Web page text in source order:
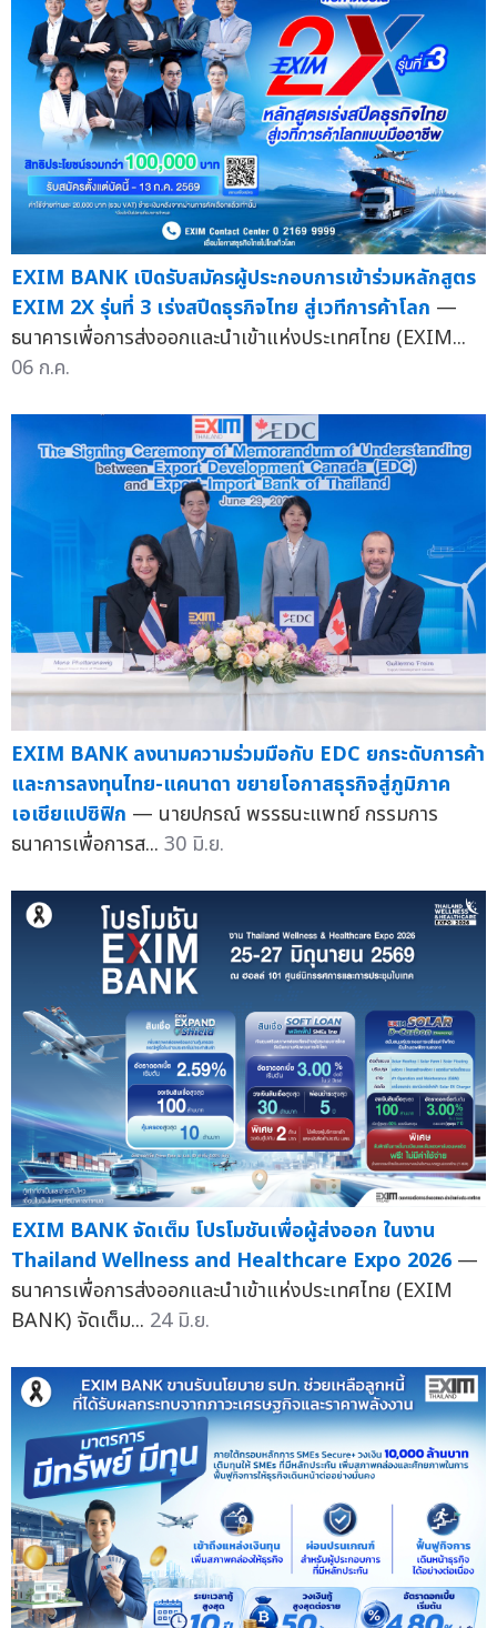
EXIM BANK เปิดรับสมัครผู้ประกอบการเข้าร่วมหลักสูตร
EXIM 2X รุ่นที่ 3 เร่งสปีดธุรกิจไทย สู่เวทีการค้าโลก —
ธนาคารเพื่อการส่งออกและนำเข้าแห่งประเทศไทย (EXIM...
06 ก.ค.
EXIM BANK ลงนามความร่วมมือกับ EDC ยกระดับการค้า
และการลงทุนไทย-แคนาดา ขยายโอกาสธุรกิจสู่ภูมิภาค
เอเชียแปซิฟิก — นายปกรณ์ พรรธนะแพทย์ กรรมการ
ธนาคารเพื่อการส... 30 มิ.ย.
EXIM BANK จัดเต็ม โปรโมชันเพื่อผู้ส่งออก ในงาน
Thailand Wellness and Healthcare Expo 2026 —
ธนาคารเพื่อการส่งออกและนำเข้าแห่งประเทศไทย (EXIM
BANK) จัดเต็ม... 24 มิ.ย.